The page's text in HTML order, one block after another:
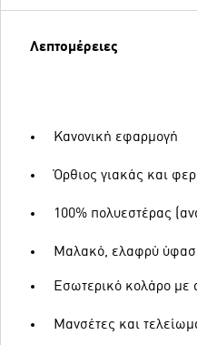
Λεπτομέρειες
Κανονική εφαρμογή
Όρθιος γιακάς και
100% πολυεστέρας
Μαλακό, ελαφρύ
Εσωτερικό κολάρο με
Μανσέτες και